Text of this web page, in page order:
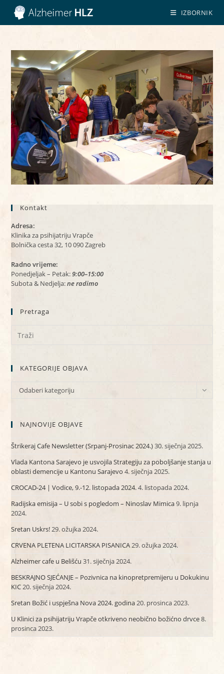
Preskoči
sadržaj
IZBORNIK
Kontakt
Adresa:
Klinika za psihijatriju Vrapče
Bolnička cesta 32, 10 090 Zagreb
Radno vrijeme:
Ponedjeljak – Petak:9:00–15:00
Subota & Nedjelja:ne radimo
Pretraga
KATEGORIJE OBJAVA
KATEGORIJE
Odaberi kategoriju
NAJNOVIJE OBJAVE
Štrikeraj Cafe Newsletter (Srpanj-Prosinac 2024.)30. siječnja 2025.
Vlada Kantona Sarajevo je usvojila Strategiju za poboljšanje stanja u
oblasti demencije u Kantonu Sarajevo 4. siječnja 2025.
CROCAD-24 | Vodice, 9.-12. listopada 2024.4. listopada 2024.
Radijska emisija – U sobi s pogledom – Ninoslav Mimica9. lipnja
2024.
Sretan Uskrs!29. ožujka 2024.
CRVENA PLETENA LICITARSKA PISANICA29. ožujka 2024.
Alzheimer cafe u Belišću 31. siječnja 2024.
BESKRAJNO SJEĆANJE – Pozivnica na kinopretpremijeru u Dokukinu
KIC20. siječnja 2024.
Sretan Božić i uspješna Nova 2024. godina20. prosinca 2023.
U Klinici za psihijatriju Vrapče otkriveno neobično božićno drvce8.
prosinca 2023.